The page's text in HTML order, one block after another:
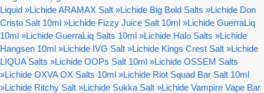
Liquid »Lichide ARAMAX Salt »Lichide Big Bold Salts »Lichide Don
Cristo Salt 10ml »Lichide Fizzy Juice Salt 10ml »Lichide GuerraLiq
10ml »Lichide GuerraLiq Salts 10ml »Lichide Halo Salts »Lichide
Hangsen 10ml »Lichide IVG Salt »Lichide Kings Crest Salt »Lichide
LIQUA Salts »Lichide OOPs Salt 10ml »Lichide OSSEM Salts
»Lichide OXVA OX Salts 10ml »Lichide Riot Squad Bar Salt 10ml
»Lichide Ritchy Salt »Lichide Sukka Salt »Lichide Vampire Vape Bar